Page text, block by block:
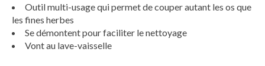
Outil multi-usage qui permet de couper autant les os que
les fines herbes
Se démontent pour faciliter le nettoyage
Vont au lave-vaisselle